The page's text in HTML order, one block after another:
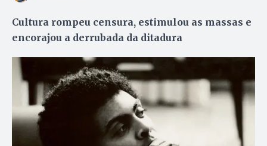
Cultura rompeu censura, estimulou as massas e
encorajou a derrubada da ditadura